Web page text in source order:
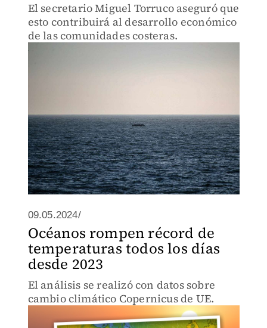
El secretario Miguel Torruco aseguró que
esto contribuirá al desarrollo económico
de las comunidades costeras.
09.05.2024/
Océanos rompen récord de
temperaturas todos los días
desde 2023
El análisis se realizó con datos sobre
cambio climático Copernicus de UE.